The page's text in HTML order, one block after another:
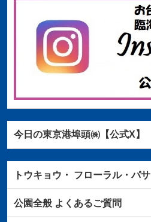
今日の東京港埠頭㈱【公式X】
トウキョウ・ フローラル・パ
公園全般よくあるご質問